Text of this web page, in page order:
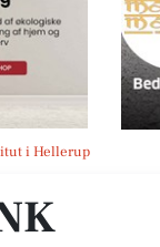
i Hellerup